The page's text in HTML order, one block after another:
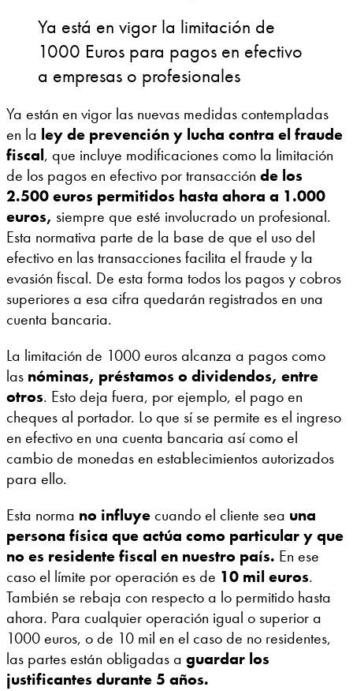
Ya está en vigor la limitación de
1000 Euros para pagos en efectivo
a empresas o profesionales
Ya están en vigor las nuevas medidas contempladas
en la ley de prevención y lucha contra el fraude
fiscal, que incluye modificaciones como la limitación
de los pagos en efectivo por transacción de los
2.500 euros permitidos hasta ahora a 1.000
euros, siempre que esté involucrado un profesional.
Esta normativa parte de la base de que el uso del
efectivo en las transacciones facilita el fraude y la
evasión fiscal. De esta forma todos los pagos y cobros
superiores a esa cifra quedarán registrados en una
cuenta bancaria.
La limitación de 1000 euros alcanza a pagos como
las nóminas, préstamos o dividendos, entre
otros. Esto deja fuera, por ejemplo, el pago en
cheques al portador. Lo que sí se permite es el ingreso
en efectivo en una cuenta bancaria así como el
cambio de monedas en establecimientos autorizados
para ello.
Esta norma no influyecuando el cliente sea una
persona física que actúa como particular y que
no es residente fiscal en nuestro país. En ese
caso el límite por operación es de 10 mil euros.
También se rebaja con respecto a lo permitido hasta
ahora. Para cualquier operación igual o superior a
1000 euros, o de 10 mil en el caso de no residentes,
las partes están obligadas a guardar los
justificantes durante 5 años.